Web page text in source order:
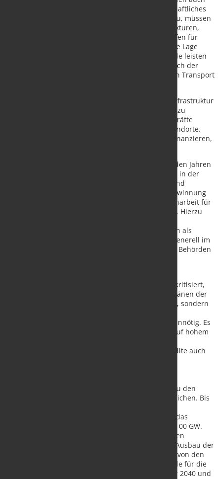
finanziell in Vorleistung und geht damit ein wirtschaftliches
Risiko ein. Industrieübergreifend, etwa im Schiffbau, müssen
deutsche Werften für den Bau von Gründungsstrukturen,
Umspann- und Konverterplattformen, Spezialschiffen für
Service und Wartung sowie für die Errichtung in die Lage
versetzt werden, ihren Beitrag für die Energiewende leisten
zu können. Die Kapazität der Seehäfen einschließlich der
Hinterland-Anbindung und der Kapazitäten für den Transport
Auch für die Sicherheit der maritimen kritischen Infrastruktur
sowie deren Schutz vor Sabotage gilt es, Lösungen zu
erarbeiten. Ferner bedarf es zum Schutz der Fachkräfte
einem Rettungskonzept für die küstenferneren Standorte.
Dies können die Offshore-Windenergie-Betreiber finanzieren,
Die Offshore-Windindustrie bietet in den kommenden Jahren
deutlich wachsende Beschäftigungspotenziale. Um in der
Konkurrenz um Fachkräfte mithalten zu können, sind
Maßnahmen wie eine Ausbildungsoffensive zur Gewinnung
internationaler Fachkräfte und gezielte Kampagnenarbeit für
akademische und berufliche Ausbildungen wichtig. Hierzu
Ausbildungsmarketing, die Einführung von Englisch als
Antragssprache für Anerkennungsverfahren und generell im
Visumsprozess sowie eine personelle Stärkung der Behörden
Bereits zu Beginn des Jahres hatten die Verbände kritisiert,
dass der Zubau der kommenden Jahre nach den Plänen der
Bundesregierung nicht gleichmäßiger erfolgen soll, sondern
nachhaltigen Aufbau von Produktionskapazitäten unnötig. Es
braucht eine Verstetigung des jährlichen Zubaus auf hohem
gleichmäßiger ausgelastet werden können. Dies sollte auch
Nordseeanrainerstaaten ihre Selbstverpflichtung zu den
Ausbauzielen für die Windenergie auf See unterstrichen. Bis
Windenergieleistung installiert sein, hinzu kommt das
Vereinigte Königreich mit perspektivisch weiteren 100 GW.
Die Kooperation bei der künftigen Erzeugung grünen
Wasserstoffs aus Offshore-Windenergie und beim Ausbau der
Wasserstoffinfrastruktur soll verstärkt werden. Die von den
EU-Mitgliedstaaten unverbindlich vereinbarten Ziele für die
Ostsee von 22,5 GW bis 2030, 34,6 GW bis zum Jahr 2040 und